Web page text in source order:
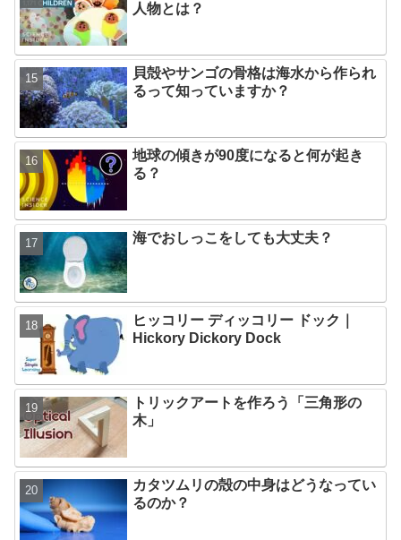
人物とは？
貝殻やサンゴの骨格は海水から作られ
るって知っていますか？
地球の傾きが90度になると何が起き
る？
海でおしっこをしても大丈夫？
ヒッコリー ディッコリー ドック｜
Hickory Dickory Dock
トリックアートを作ろう「三角形の
木」
カタツムリの殻の中身はどうなってい
るのか？